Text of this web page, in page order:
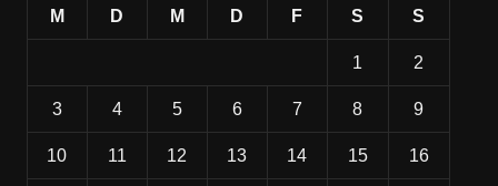
M D M D F S S
1 2
3 4 5 6 7 8 9
10 11 12 13 14 15 16